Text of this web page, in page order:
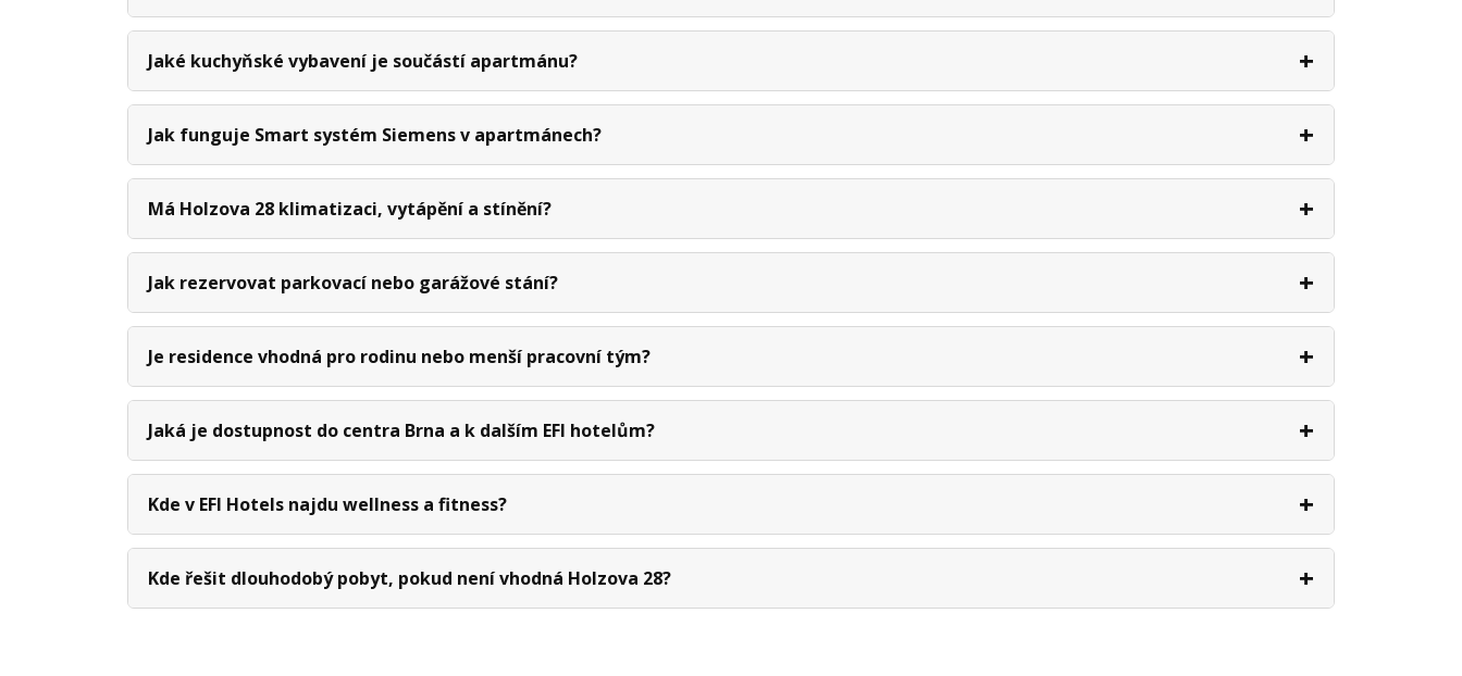
Jaké kuchyňské vybavení je součástí apartmánu?
Jak funguje Smart systém Siemens v apartmánech?
Má Holzova 28 klimatizaci, vytápění a stínění?
Jak rezervovat parkovací nebo garážové stání?
Je residence vhodná pro rodinu nebo menší pracovní tým?
Jaká je dostupnost do centra Brna a k dalším EFI hotelům?
Kde v EFI Hotels najdu wellness a fitness?
Kde řešit dlouhodobý pobyt, pokud není vhodná Holzova 28?